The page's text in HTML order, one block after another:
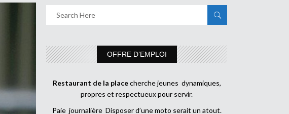
OFFRE D’EMPLOI
Restaurant de la placecherche jeunes dynamiques,
propres et respectueux pour servir.
Paie journalière Disposer d’une moto serait un atout.